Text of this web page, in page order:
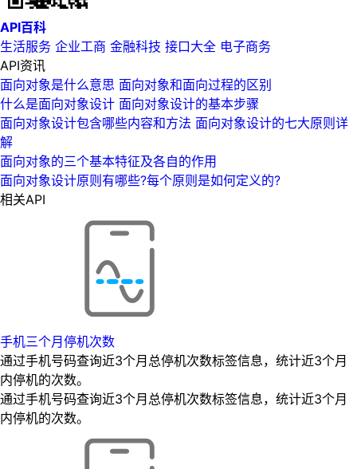
API百科
生活服务 企业工商 金融科技 接口大全 电子商务
API资讯
面向对象是什么意思 面向对象和面向过程的区别
什么是面向对象设计 面向对象设计的基本步骤
面向对象设计包含哪些内容和方法 面向对象设计的七大原则详
解
面向对象的三个基本特征及各自的作用
面向对象设计原则有哪些?每个原则是如何定义的?
相关API
手机三个月停机次数
通过手机号码查询近3个月总停机次数标签信息，统计近3个月
内停机的次数。
通过手机号码查询近3个月总停机次数标签信息，统计近3个月
内停机的次数。